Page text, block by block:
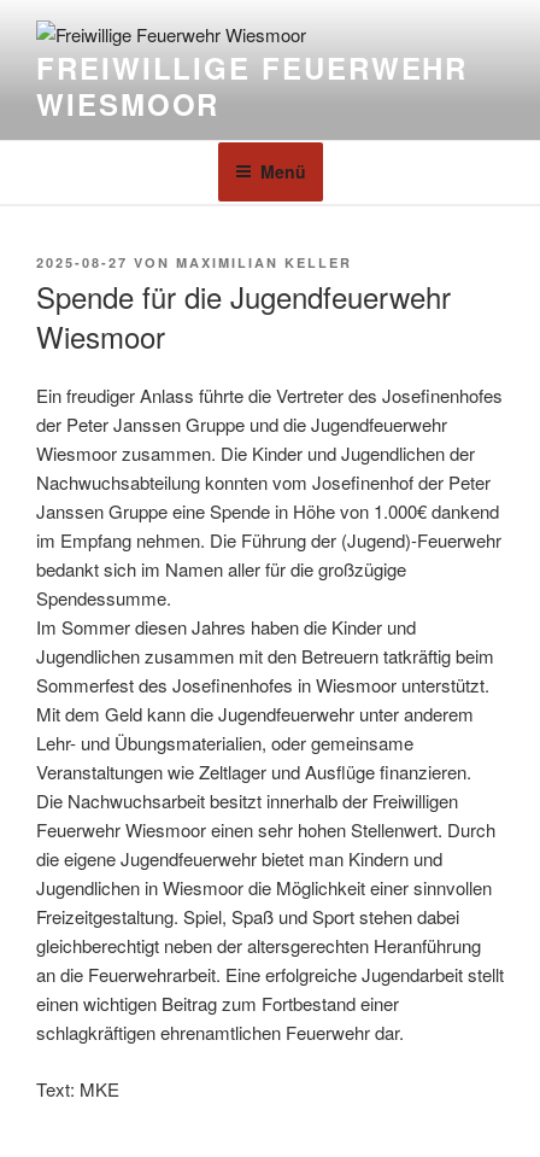
FREIWILLIGE FEUERWEHR
WIESMOOR
Menü
2025-08-27 VON MAXIMILIAN KELLER
Spende für die Jugendfeuerwehr
Wiesmoor
Ein freudiger Anlass führte die Vertreter des Josefinenhofes
der Peter Janssen Gruppe und die Jugendfeuerwehr
Wiesmoor zusammen. Die Kinder und Jugendlichen der
Nachwuchsabteilung konnten vom Josefinenhof der Peter
Janssen Gruppe eine Spende in Höhe von 1.000€ dankend
im Empfang nehmen. Die Führung der (Jugend)-Feuerwehr
bedankt sich im Namen aller für die großzügige
Spendessumme.
Im Sommer diesen Jahres haben die Kinder und
Jugendlichen zusammen mit den Betreuern tatkräftig beim
Sommerfest des Josefinenhofes in Wiesmoor unterstützt.
Mit dem Geld kann die Jugendfeuerwehr unter anderem
Lehr- und Übungsmaterialien, oder gemeinsame
Veranstaltungen wie Zeltlager und Ausflüge finanzieren.
Die Nachwuchsarbeit besitzt innerhalb der Freiwilligen
Feuerwehr Wiesmoor einen sehr hohen Stellenwert. Durch
die eigene Jugendfeuerwehr bietet man Kindern und
Jugendlichen in Wiesmoor die Möglichkeit einer sinnvollen
Freizeitgestaltung. Spiel, Spaß und Sport stehen dabei
gleichberechtigt neben der altersgerechten Heranführung
an die Feuerwehrarbeit. Eine erfolgreiche Jugendarbeit stellt
einen wichtigen Beitrag zum Fortbestand einer
schlagkräftigen ehrenamtlichen Feuerwehr dar.
Text: MKE